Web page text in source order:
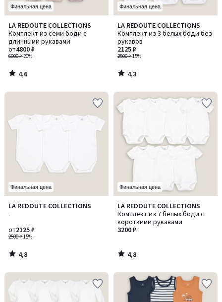
Финальная цена
LA REDOUTE COLLECTIONS
Комплект из семи боди с
длинными рукавами
6000 ₽-20%
от4800 ₽
4,6
/ 5
4,6
/
Финальная цена
LA REDOUTE COLLECTIONS
Комплект из 3 белых боди без
рукавов
2500 ₽-15%
2125 ₽
4,3
/ 5
4,3
/
Финальная цена
LA REDOUTE COLLECTIONS
.
2500 ₽-15%
от2125 ₽
4,8
4,8
/
Финальная цена
LA REDOUTE COLLECTIONS
Комплект из 7 белых боди с
короткими рукавами
3200 ₽
4,8
/ 5
4,8
/